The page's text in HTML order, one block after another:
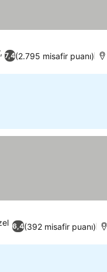
7,4(2.795 misafir puanı)
6,4(392 misafir puanı)